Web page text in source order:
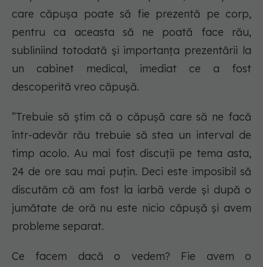
care căpușa poate să fie prezentă pe corp,
pentru ca aceasta să ne poată face rău,
subliniind totodată și importanța prezentării la
un cabinet medical, imediat ce a fost
descoperită vreo căpușă.
”Trebuie să știm că o căpușă care să ne facă
într-adevăr rău trebuie să stea un interval de
timp acolo. Au mai fost discuții pe tema asta,
24 de ore sau mai puțin. Deci este imposibil să
discutăm că am fost la iarbă verde și după o
jumătate de oră nu este nicio căpușă și avem
probleme separat.
Ce facem dacă o vedem? Fie avem o